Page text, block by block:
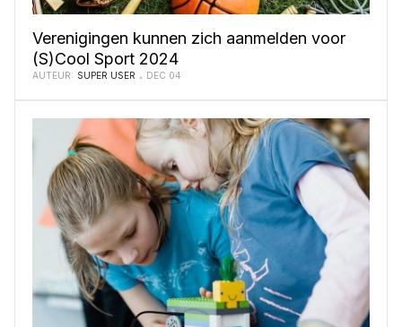
Verenigingen kunnen zich aanmelden voor
(S)Cool Sport 2024
AUTEUR: SUPER USER DEC 04